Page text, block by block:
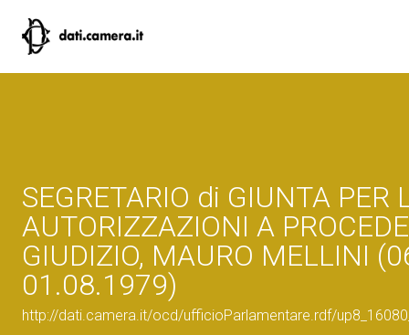
SEGRETARIO di GIUNTA PER
AUTORIZZAZIONI A
GIUDIZIO, MAURO MELLINI
01.08.1979)
http://dati.camera.it/ocd/ufficioParlamentare.rdf/